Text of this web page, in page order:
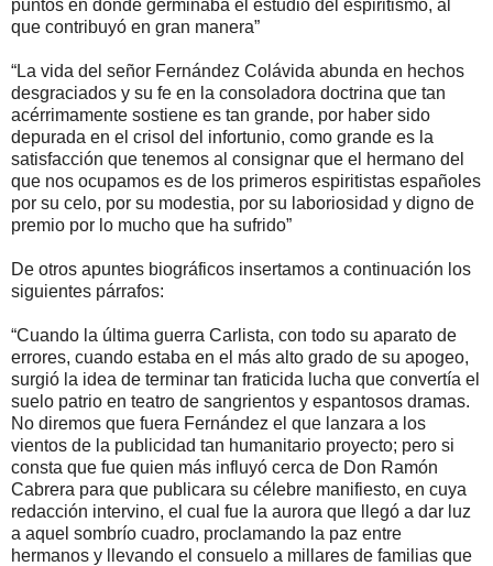
puntos en donde germinaba el estudio del espiritismo, al
que contribuyó en gran manera”
“La vida del señor Fernández Colávida abunda en hechos
desgraciados y su fe en la consoladora doctrina que tan
acérrimamente sostiene es tan grande, por haber sido
depurada en el crisol del infortunio, como grande es la
satisfacción que tenemos al consignar que el hermano del
que nos ocupamos es de los primeros espiritistas españoles
por su celo, por su modestia, por su laboriosidad y digno de
premio por lo mucho que ha sufrido”
De otros apuntes biográficos insertamos a continuación los
siguientes párrafos:
“Cuando la última guerra Carlista, con todo su aparato de
errores, cuando estaba en el más alto grado de su apogeo,
surgió la idea de terminar tan fraticida lucha que convertía el
suelo patrio en teatro de sangrientos y espantosos dramas.
No diremos que fuera Fernández el que lanzara a los
vientos de la publicidad tan humanitario proyecto; pero si
consta que fue quien más influyó cerca de Don Ramón
Cabrera para que publicara su célebre manifiesto, en cuya
redacción intervino, el cual fue la aurora que llegó a dar luz
a aquel sombrío cuadro, proclamando la paz entre
hermanos y llevando el consuelo a millares de familias que